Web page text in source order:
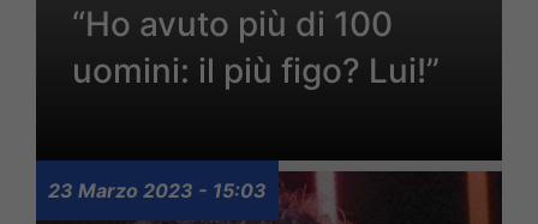
“Ho avuto più di 100
uomini: il più figo? Lui!”
23 Marzo 2023 - 15:03